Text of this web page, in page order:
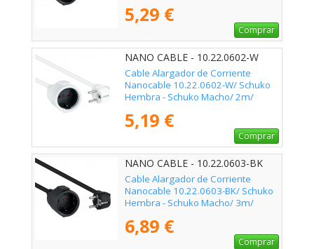
5,29 €
Comprar
NANO CABLE - 10.22.0602-W
Cable Alargador de Corriente
Nanocable 10.22.0602-W/ Schuko
Hembra - Schuko Macho/ 2m/
5,19 €
Comprar
NANO CABLE - 10.22.0603-BK
Cable Alargador de Corriente
Nanocable 10.22.0603-BK/ Schuko
Hembra - Schuko Macho/ 3m/
6,89 €
Comprar